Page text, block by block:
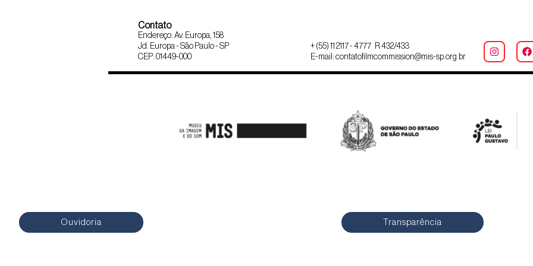
Contato
Endereço: Av. Europa, 158
Jd. Europa - São Paulo - SP
CEP: 01449-000
+ (55) 11 2117 - 4777 R 432/433
E-mail: contatofilmcommission@mis-sp.org.br
Ouvidoria Transparência